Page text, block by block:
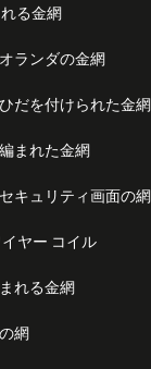
る金網
ランダの金網
だを付けられた金網
まれた金網
キュリティ画面の網
ヤー コイル
れる金網
網